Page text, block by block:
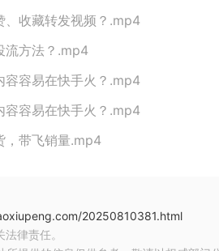
、收藏转发视频？.mp4
流方法？.mp4
容容易在快手火？.mp4
容容易在快手火？.mp4
，带飞销量.mp4
20250810381.html
律责任。